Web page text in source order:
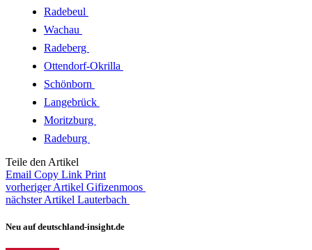
Radebeul
Wachau
Radeberg
Ottendorf-Okrilla
Schönborn
Langebrück
Moritzburg
Radeburg
Teile den Artikel
Email Copy Link Print
vorheriger Artikel Gifizenmoos
nächster Artikel Lauterbach
Neu auf deutschland-insight.de